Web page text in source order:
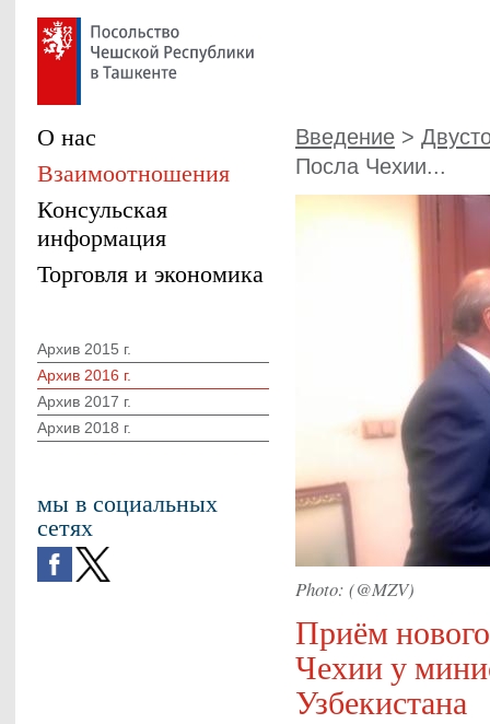
Введение >
Посла Чехии...
Photo: (@MZV)
Приём
Чехии у
Узбекистана
О нас
Взаимоотношения
Консульская
информация
Торговля и экономика
Архив 2015 г.
Архив 2016 г.
Архив 2017 г.
Архив 2018 г.
мы в социальных
сетях